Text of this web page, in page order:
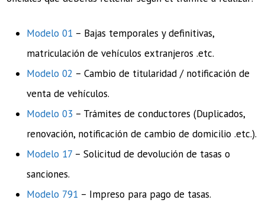
Modelo 01 – Bajas temporales y definitivas,
matriculación de vehículos extranjeros .etc.
Modelo 02 – Cambio de titularidad / notificación de
venta de vehículos.
Modelo 03 – Trámites de conductores (Duplicados,
renovación, notificación de cambio de domicilio .etc.).
Modelo 17 – Solicitud de devolución de tasas o
sanciones.
Modelo 791 – Impreso para pago de tasas.